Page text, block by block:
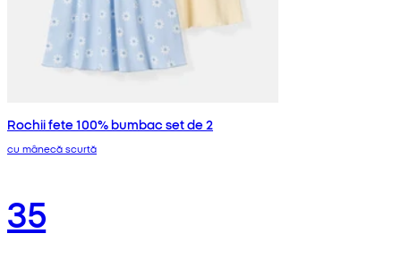
Rochii fete 100% bumbac set de 2
cu mânecă scurtă
35